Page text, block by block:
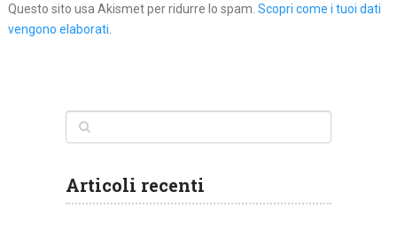
Questo sito usa Akismet per ridurre lo spam. Scopri come i tuoi dati
vengono elaborati.
Articoli recenti